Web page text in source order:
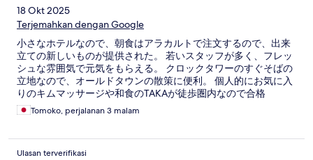
18 Okt 2025
Terjemahkan dengan Google
小さなホテルなので、朝食はアラカルトで注文するので、出来
立ての新しいものが提供された。 若いスタッフが多く、フレッ
シュな雰囲気で元気をもらえる。 クロックタワーのすぐそばの
立地なので、オールドタウンの散策に便利。 個人的にお気に入
りのキムマッサージや和食のTAKAが徒歩圏内なので合格
Tomoko, perjalanan 3 malam
Ulasan terverifikasi